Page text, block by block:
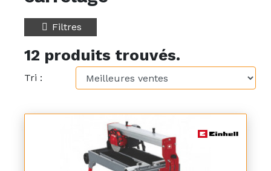
Filtres
12 produits trouvés.
Tri :